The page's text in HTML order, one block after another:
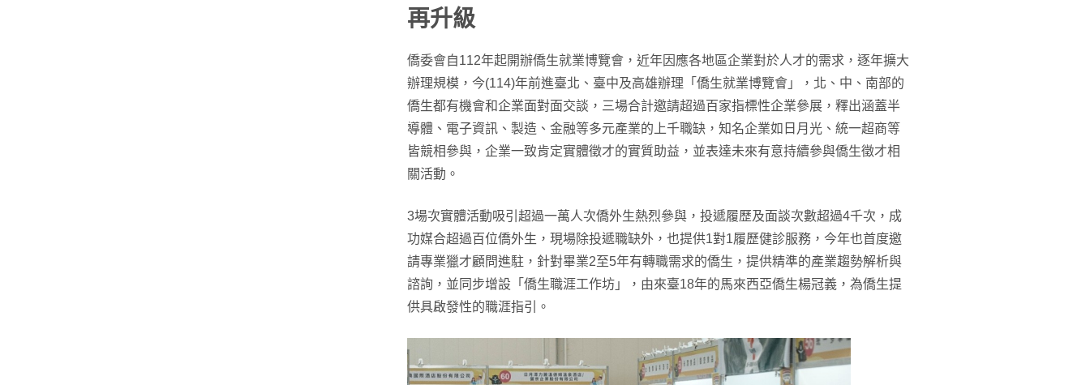
再升級
僑委會自112年起開辦僑生就業博覽會，近年因應各地區企業對於人才的需求，逐年擴大
辦理規模，今(114)年前進臺北、臺中及高雄辦理「僑生就業博覽會」，北、中、南部的
僑生都有機會和企業面對面交談，三場合計邀請超過百家指標性企業參展，釋出涵蓋半
導體、電子資訊、製造、金融等多元產業的上千職缺，知名企業如日月光、統一超商等
皆競相參與，企業一致肯定實體徵才的實質助益，並表達未來有意持續參與僑生徵才相
關活動。
3場次實體活動吸引超過一萬人次僑外生熱烈參與，投遞履歷及面談次數超過4千次，成
功媒合超過百位僑外生，現場除投遞職缺外，也提供1對1履歷健診服務，今年也首度邀
請專業獵才顧問進駐，針對畢業2至5年有轉職需求的僑生，提供精準的產業趨勢解析與
諮詢，並同步增設「僑生職涯工作坊」，由來臺18年的馬來西亞僑生楊冠義，為僑生提
供具啟發性的職涯指引。